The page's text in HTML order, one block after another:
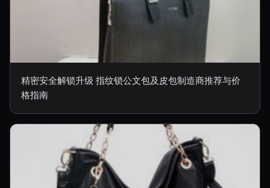
精密安全解锁升级 指纹锁公文包及皮包制造商推荐与价
格指南